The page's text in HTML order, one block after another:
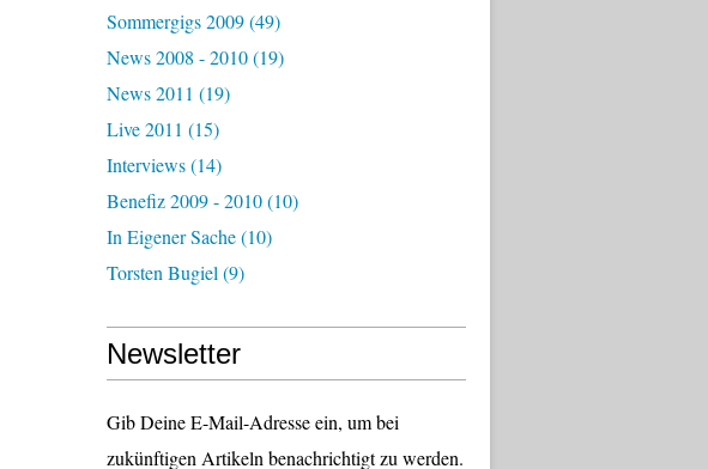
Sommergigs 2009(49)
News 2008 - 2010(19)
News 2011 (19)
Live 2011 (15)
Interviews(14)
Benefiz 2009 - 2010(10)
In Eigener Sache(10)
Torsten Bugiel (9)
Newsletter
Gib Deine E-Mail-Adresse ein, um bei
zukünftigen Artikeln benachrichtigt zu werden.